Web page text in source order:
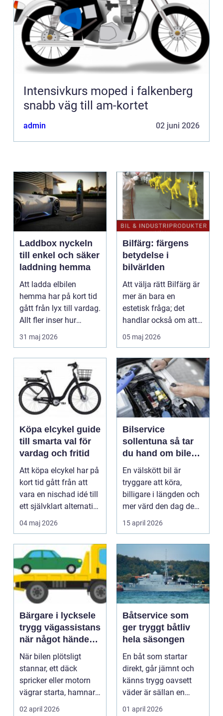
Intensivkurs moped i falkenberg
snabb väg till am-kortet
admin 02 juni 2026
Laddbox nyckeln
till enkel och säker
laddning hemma
Att ladda elbilen
hemma har på kort tid
gått från lyx till vardag.
Allt fler inser hur
smidigt det ä...
31 maj 2026
Bilfärg: färgens
betydelse i
bilvärlden
Att välja rätt Bilfärg är
mer än bara en
estetisk fråga; det
handlar också om att
förstå hur val av ...
05 maj 2026
Köpa elcykel guide
till smarta val för
vardag och fritid
Att köpa elcykel har på
kort tid gått från att
vara en nischad idé till
ett självklart alternativ
fö...
04 maj 2026
Bilservice
sollentuna så tar
du hand om bilen
på rätt sätt
En välskött bil är
tryggare att köra,
billigare i längden och
mer värd den dag den
ska säljas. Många...
15 april 2026
Bärgare i lycksele
trygg vägassistans
när något händer
på vägen
När bilen plötsligt
stannar, ett däck
spricker eller motorn
vägrar starta, hamnar
många i samma läge...
02 april 2026
Båtservice som
ger tryggt båtliv
hela säsongen
En båt som startar
direkt, går jämnt och
känns trygg oavsett
väder är sällan en
slump. Bakom varje
01 april 2026